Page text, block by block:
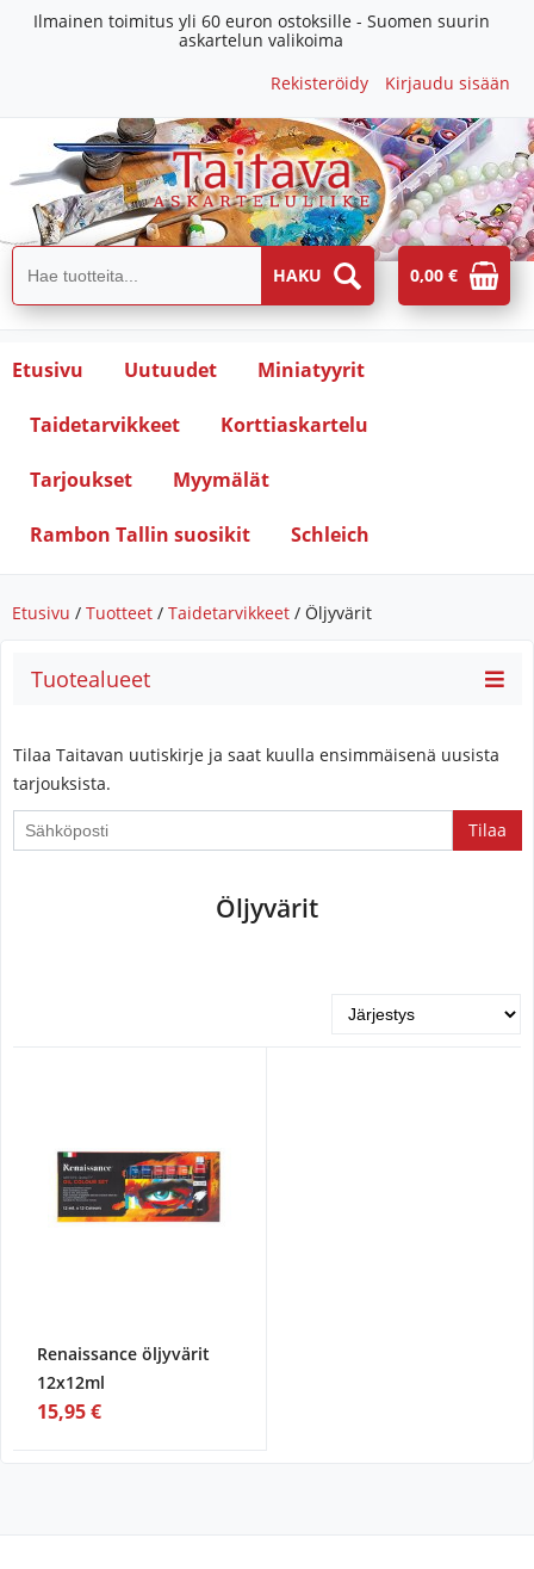
Ilmainen toimitus yli 60 euron ostoksille - Suomen suurin
askartelun valikoima
Rekisteröidy
Kirjaudu sisään
0,00 €
Etusivu Uutuudet Miniatyyrit
Taidetarvikkeet Korttiaskartelu
Tarjoukset Myymälät
Rambon Tallin suosikit Schleich
Etusivu / Tuotteet / Taidetarvikkeet / Öljyvärit
Tuotealueet
Tilaa Taitavan uutiskirje ja saat kuulla ensimmäisenä uusista
tarjouksista.
you
Öljyvärit
Renaissance öljyvärit
12x12ml
15,95 €